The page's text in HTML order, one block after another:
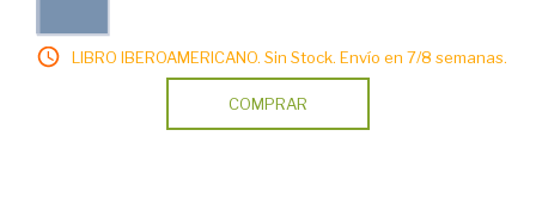
LIBRO IBEROAMERICANO. Sin Stock. Envío en 7/8 semanas.
COMPRAR